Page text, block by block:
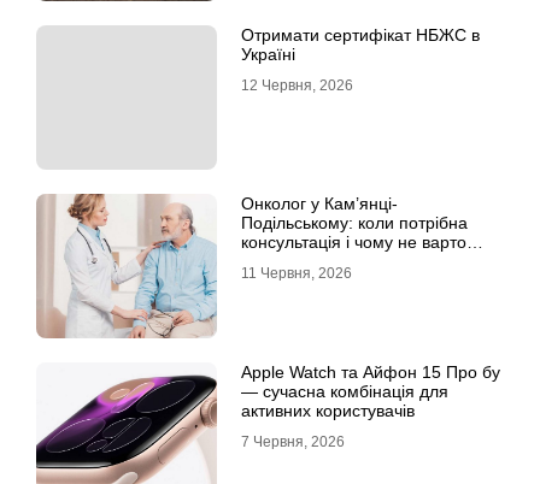
Отримати сертифікат НБЖС в
Україні
12 Червня, 2026
Онколог у Кам’янці-
Подільському: коли потрібна
консультація і чому не варто
11 Червня, 2026
Apple Watch та Айфон 15 Про бу
— сучасна комбінація для
активних користувачів
7 Червня, 2026